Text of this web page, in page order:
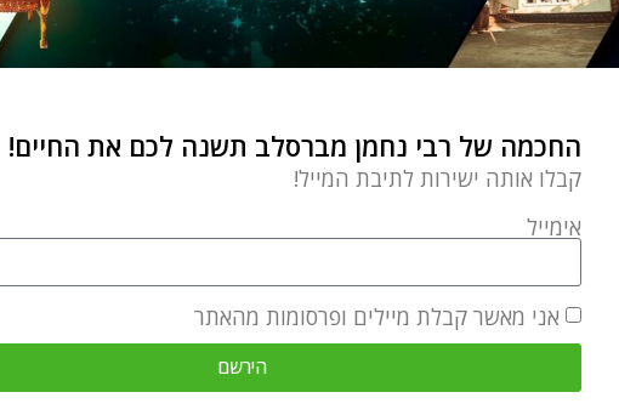
החכמה של רבי נחמן מברסלב תשנה לכם את החיים!
קבלו אותה ישירות לתיבת המייל!
אימייל
אני מאשר קבלת מיילים ופרסומות מהאתר
הירשם